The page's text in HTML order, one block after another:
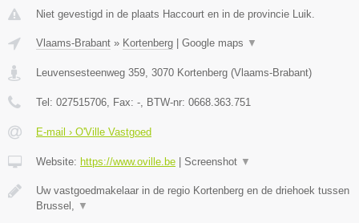
Niet gevestigd in de plaats Haccourt en in de provincie Luik.
Vlaams-Brabant » Kortenberg Google maps ▼
Leuvensesteenweg 359, 3070 Kortenberg (Vlaams-Brabant)
Tel: 027515706, Fax: -, BTW-nr: 0668.363.751
E-mail › O'Ville Vastgoed
Website: https://www.oville.be Screenshot ▼
Uw vastgoedmakelaar in de regio Kortenberg en de driehoek tussen
Brussel, ▼